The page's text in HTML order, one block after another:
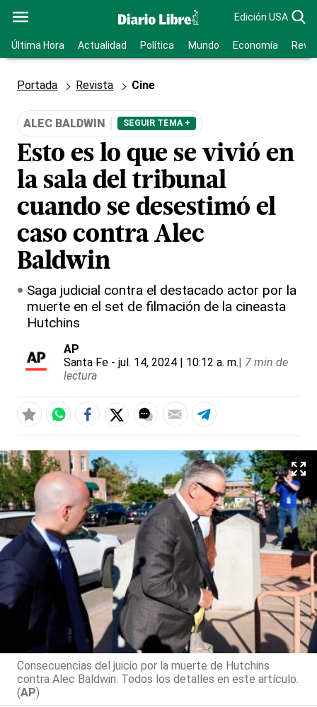
Edición USA
Última Hora Actualidad Política Mundo Economía
Portada Revista Cine
ALEC BALDWIN SEGUIR TEMA +
Esto es lo que se vivió en
la sala del tribunal
cuando se desestimó el
caso contra Alec
Baldwin
Saga judicial contra el destacado actor por la
muerte en el set de filmación de la cineasta
Hutchins
AP
Santa Fe - jul. 14, 2024 | 10:12 a. m.| 7 min de
lectura
Consecuencias del juicio por la muerte de Hutchins
contra Alec Baldwin. Todos los detalles en este artículo.
(AP)